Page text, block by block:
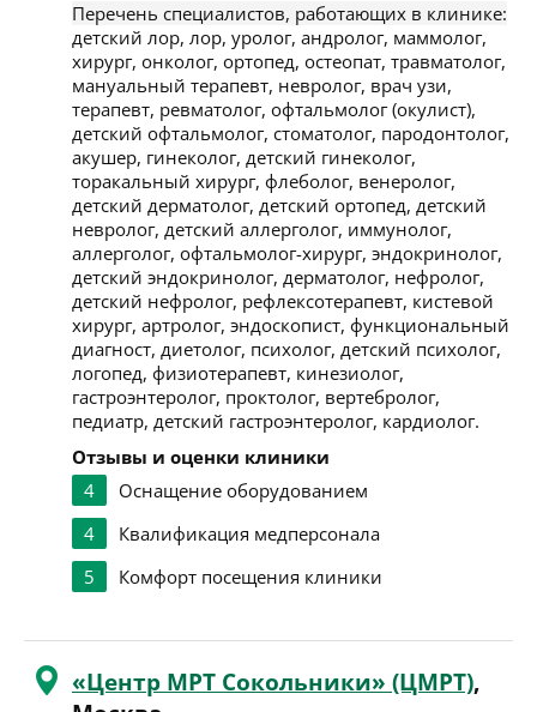
Перечень специалистов, работающих в клинике:
детский лор, лор, уролог, андролог, маммолог,
хирург, онколог, ортопед, остеопат, травматолог,
мануальный терапевт, невролог, врач узи,
терапевт, ревматолог, офтальмолог (окулист),
детский офтальмолог, стоматолог, пародонтолог,
акушер, гинеколог, детский гинеколог,
торакальный хирург, флеболог, венеролог,
детский дерматолог, детский ортопед, детский
невролог, детский аллерголог, иммунолог,
аллерголог, офтальмолог-хирург, эндокринолог,
детский эндокринолог, дерматолог, нефролог,
детский нефролог, рефлексотерапевт, кистевой
хирург, артролог, эндоскопист, функциональный
диагност, диетолог, психолог, детский психолог,
логопед, физиотерапевт, кинезиолог,
гастроэнтеролог, проктолог, вертебролог,
педиатр, детский гастроэнтеролог, кардиолог.
Отзывы и оценки клиники
4
Оснащение оборудованием
4
Квалификация медперсонала
5
Комфорт посещения клиники
«Центр МРТ Сокольники» (ЦМРТ),